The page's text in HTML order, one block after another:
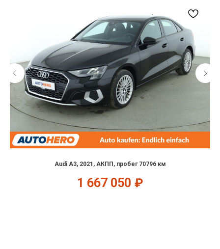
Audi A3, 2021, АКПП, пробег 70796 км
1 667 050 ₽